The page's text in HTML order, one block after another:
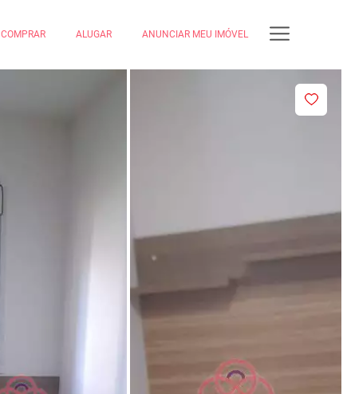
COMPRAR ALUGAR ANUNCIAR MEU IMÓVEL